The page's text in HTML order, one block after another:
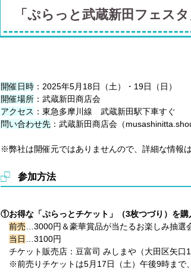
「ぷらっと武蔵新田フェス
開催日時 ：2025年5月18日（土）・19日（日）
開催場所 ：武蔵新田商店会
アクセス ：東急多摩川線 武蔵新田駅下車すぐ
問い合わせ先 ：武蔵新田商店会（
※弊社は開催元ではありませんので、詳細な情報
参加方法
①お得な「ぷらっとチケット」（3枚つづり）を購
前売 …3000円＆豪華賞品が当たるお楽しみ抽選
当日
…3100円
チケット販売店：豆富司 みしまや（大田区矢口
※前売りチケットは5月17日（土）午後9時まで